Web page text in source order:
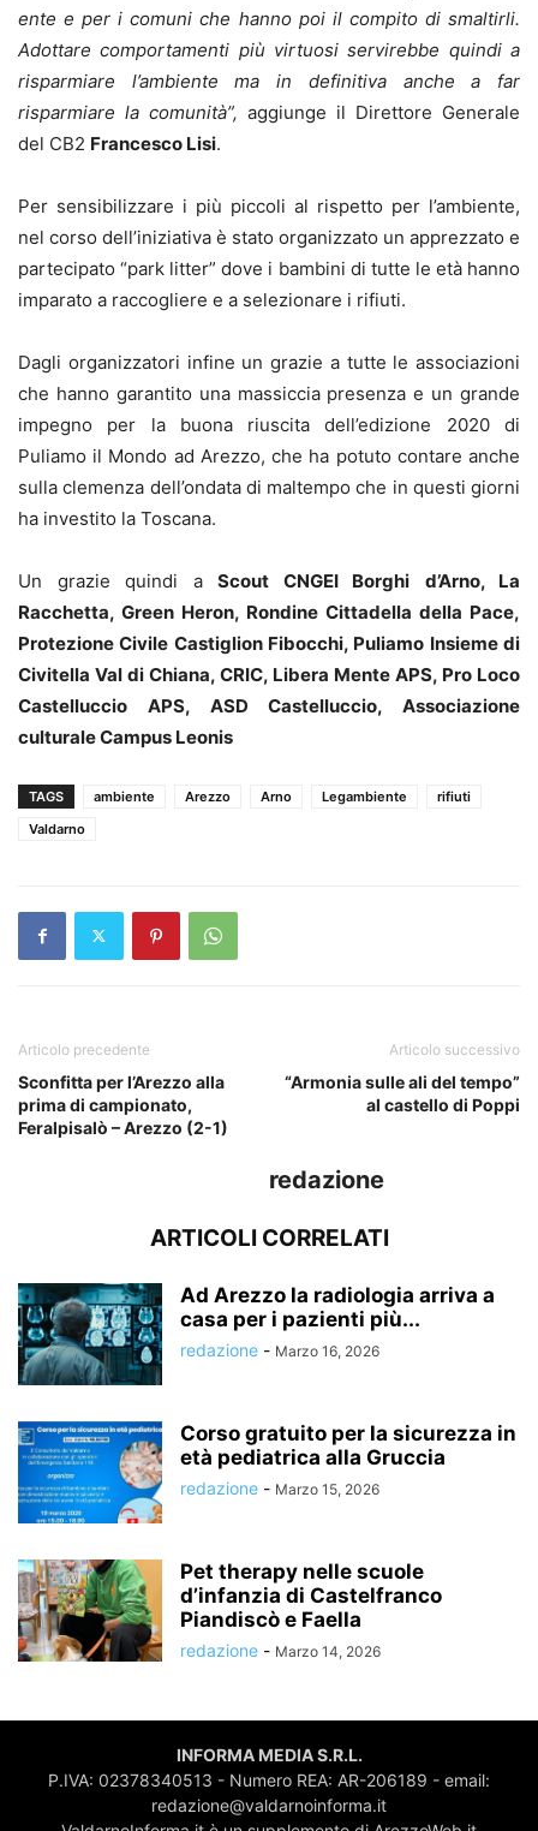
ente e per i comuni che hanno poi il compito di smaltirli.
Adottare comportamenti più virtuosi servirebbe quindi a
risparmiare l’ambiente ma in definitiva anche a far
risparmiare la comunità”, aggiunge il Direttore Generale
del CB2 Francesco Lisi.
Per sensibilizzare i più piccoli al rispetto per l’ambiente,
nel corso dell’iniziativa è stato organizzato un apprezzato e
partecipato “park litter” dove i bambini di tutte le età hanno
imparato a raccogliere e a selezionare i rifiuti.
Dagli organizzatori infine un grazie a tutte le associazioni
che hanno garantito una massiccia presenza e un grande
impegno per la buona riuscita dell’edizione 2020 di
Puliamo il Mondo ad Arezzo, che ha potuto contare anche
sulla clemenza dell’ondata di maltempo che in questi giorni
ha investito la Toscana.
Un grazie quindi a Scout CNGEI Borghi
d’Arno, La
Racchetta, Green Heron, Rondine Cittadella della Pace,
Protezione Civile Castiglion Fibocchi, Puliamo Insieme di
Civitella Val di Chiana, CRIC, Libera Mente APS, Pro Loco
Castelluccio APS, ASD Castelluccio, Associazione
culturale Campus Leonis
TAGS ambiente Arezzo Arno Legambiente
rifiuti
Valdarno
Articolo precedente
Sconfitta per l’Arezzo alla
prima di campionato,
Feralpisalò – Arezzo (2-1)
Articolo successivo
“Armonia sulle ali del tempo”
al castello di Poppi
redazione
ARTICOLI CORRELATI
Ad Arezzo la radiologia arriva a
casa per i pazienti più...
redazione - Marzo 16, 2026
Corso gratuito per la sicurezza in
età pediatrica alla Gruccia
redazione - Marzo 15, 2026
Pet therapy nelle scuole
d’infanzia di Castelfranco
Piandiscò e Faella
redazione - Marzo 14, 2026
INFORMA MEDIA S.R.L.
P.IVA: 02378340513 - Numero REA: AR-206189 - email:
redazione@valdarnoinforma.it